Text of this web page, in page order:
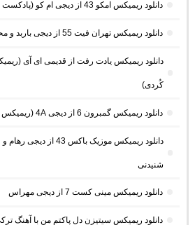
دانلود ریمیکس امکو 43 از دیجی ام کو (پادکست طولانی عاشقانه)
دانلود ریمیکس تهران فیت 55 از دیجی باربد و محمد موریانی
دانلود ریمیکس یادت رفت از قدیمی ای آی
کُردی)
دانلود ریمیکس گمبرون 6 از دیجی 4A (ریمیکس طولانی شاد بندری جنوبی)
دانلود ریمیکس موزیک باکس
شنیدنی
دانلود ریمیکس مینی کست 7 از دیجی مهراس
دانلود ریمیکس سیتیزن دل پاکتم من با آهنگ